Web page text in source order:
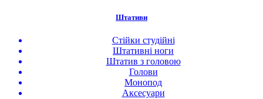
Штативи
Стійки студійні
Штативні ноги
Штатив з головою
Голови
Монопод
Аксесуари